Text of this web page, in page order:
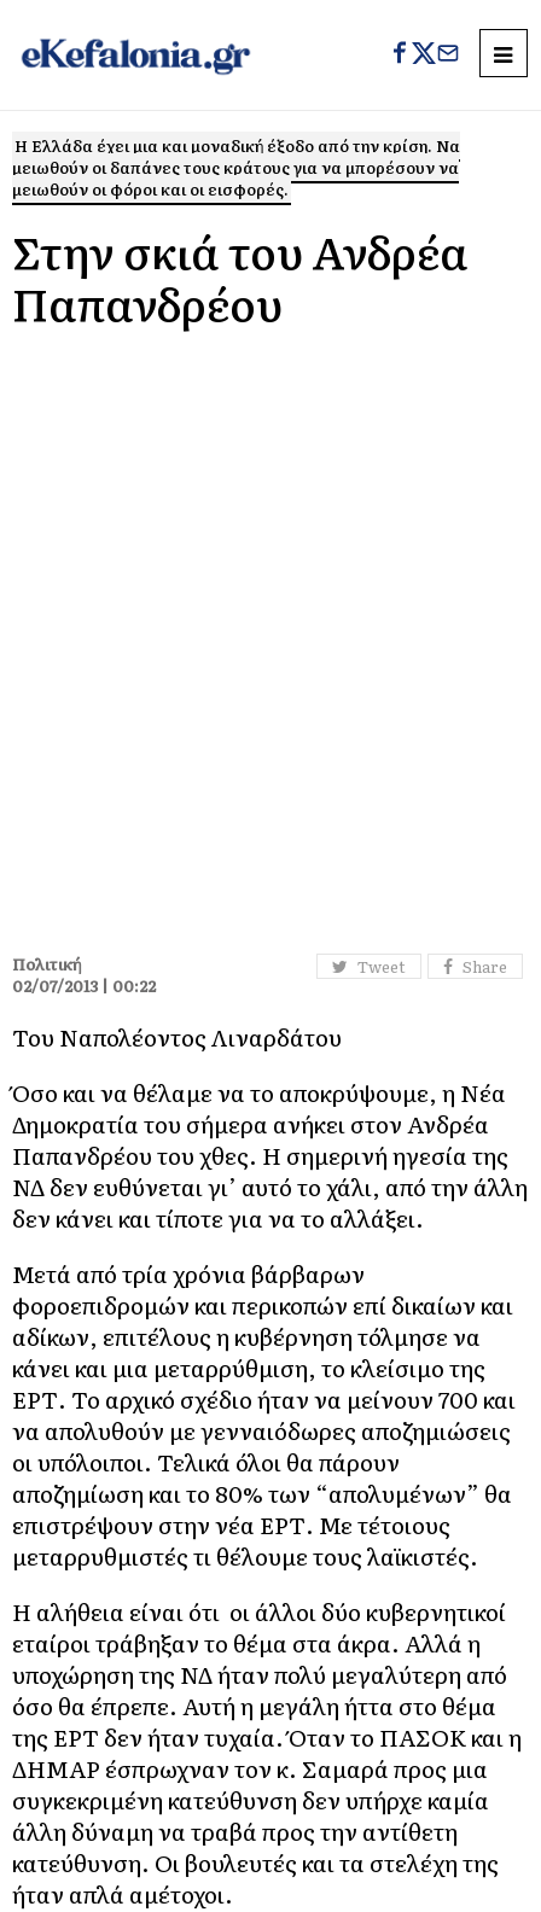
Η Ελλάδα έχει μια και μοναδική έξοδο από την κρίση. Να
μειωθούν οι δαπάνες τους κράτους για να μπορέσουν να
μειωθούν οι φόροι και οι εισφορές.
Στην σκιά του Ανδρέα
Παπανδρέου
Tweet Share
Πολιτική
02/07/2013 | 00:22
Του Ναπολέοντος Λιναρδάτου
Όσο και να θέλαμε να το αποκρύψουμε, η Νέα
Δημοκρατία του σήμερα ανήκει στον Ανδρέα
Παπανδρέου του χθες. Η σημερινή ηγεσία της
ΝΔ δεν ευθύνεται γι’ αυτό το χάλι, από την άλλη
δεν κάνει και τίποτε για να το αλλάξει.
Μετά από τρία χρόνια βάρβαρων
φοροεπιδρομών και περικοπών επί δικαίων και
αδίκων, επιτέλους η κυβέρνηση τόλμησε να
κάνει και μια μεταρρύθμιση, το κλείσιμο της
ΕΡΤ. Το αρχικό σχέδιο ήταν να μείνουν 700 και
να απολυθούν με γενναιόδωρες αποζημιώσεις
οι υπόλοιποι. Τελικά όλοι θα πάρουν
αποζημίωση και το 80% των “απολυμένων” θα
επιστρέψουν στην νέα ΕΡΤ. Με τέτοιους
μεταρρυθμιστές τι θέλουμε τους λαϊκιστές.
Η αλήθεια είναι ότι οι άλλοι δύο κυβερνητικοί
εταίροι τράβηξαν το θέμα στα άκρα. Αλλά η
υποχώρηση της ΝΔ ήταν πολύ μεγαλύτερη από
όσο θα έπρεπε. Αυτή η μεγάλη ήττα στο θέμα
της ΕΡΤ δεν ήταν τυχαία. Όταν το ΠΑΣΟΚ και η
ΔΗΜΑΡ έσπρωχναν τον κ. Σαμαρά προς μια
συγκεκριμένη κατεύθυνση δεν υπήρχε καμία
άλλη δύναμη να τραβά προς την αντίθετη
κατεύθυνση. Οι βουλευτές και τα στελέχη της
ήταν απλά αμέτοχοι.